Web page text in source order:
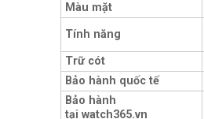
Màu mặt
Tính năng
Trữ cót
Bảo hành quốc tế
Bảo hành
tại watch365.vn